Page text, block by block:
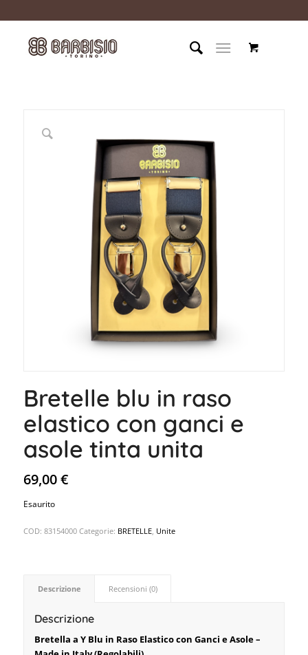
Bretelle blu in raso
elastico con ganci e
asole tinta unita
69,00€
Esaurito
COD: 83154000 Categorie: BRETELLE, Unite
Descrizione Recensioni (0)
Descrizione
Bretella a Y Blu in Raso Elastico con Ganci e Asole –